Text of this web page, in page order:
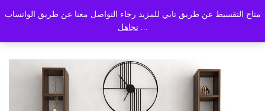
متاح التقسيط عن طريق تابي للمزيد رجاء التواصل معنا عن طريق الواتساب
...تجاهل Back to القسم